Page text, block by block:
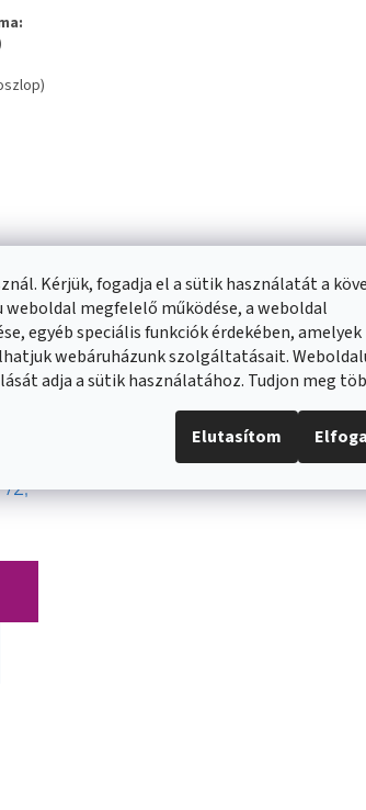
Kérjük, fogadja el a sütik használatát a
weboldal megfelelő működése, a weboldal
egyéb speciális funkciók érdekében, amelyek
webáruházunk szolgáltatásait.
adja a sütik használatához. Tudjon meg
Elutasítom